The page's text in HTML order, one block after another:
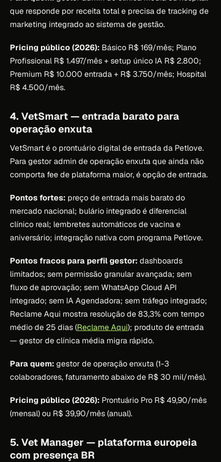
que responde por receita total e precisa de tracking de
marketing integrado ao sistema de gestão.
Pricing público (2026): Básico R$ 169/mês; Plano
Profissional R$ 1.497/mês + setup único IA R$ 2.800;
Premium R$ 10.000 entrada + R$ 3.750/mês; Hospital
R$ 4.500/mês.
4. VetSmart — entrada barato para
operação enxuta
VetSmart é o prontuário digital de entrada da Petlove.
Para gestor admin de operação enxuta que ainda não
comporta fee de plataforma maior, é opção de entrada.
Pontos fortes: preço de entrada mais barato do
mercado nacional; bulário integrado é diferencial
clínico real; lembretes automáticos de vacina e
aniversário; integração nativa com programa Petlove.
Pontos fracos para perfil gestor: dashboards
limitados; sem permissão granular avançada; sem
fluxo de aprovação; sem WhatsApp Cloud API
integrado; sem IA Agendadora; sem tráfego integrado;
Reclame Aqui mostra resolução de 83,3% com tempo
médio de 25 dias (Reclame Aqui); produto de entrada
— gestor de clínica média migra rápido.
Para quem: gestor de operação enxuta (1-3
colaboradores, faturamento abaixo de R$ 30 mil/mês).
Pricing público (2026): Prontuário Pro R$ 49,90/mês
(mensal) ou R$ 39,90/mês (anual).
5. Vet Manager — plataforma europeia
com presença BR